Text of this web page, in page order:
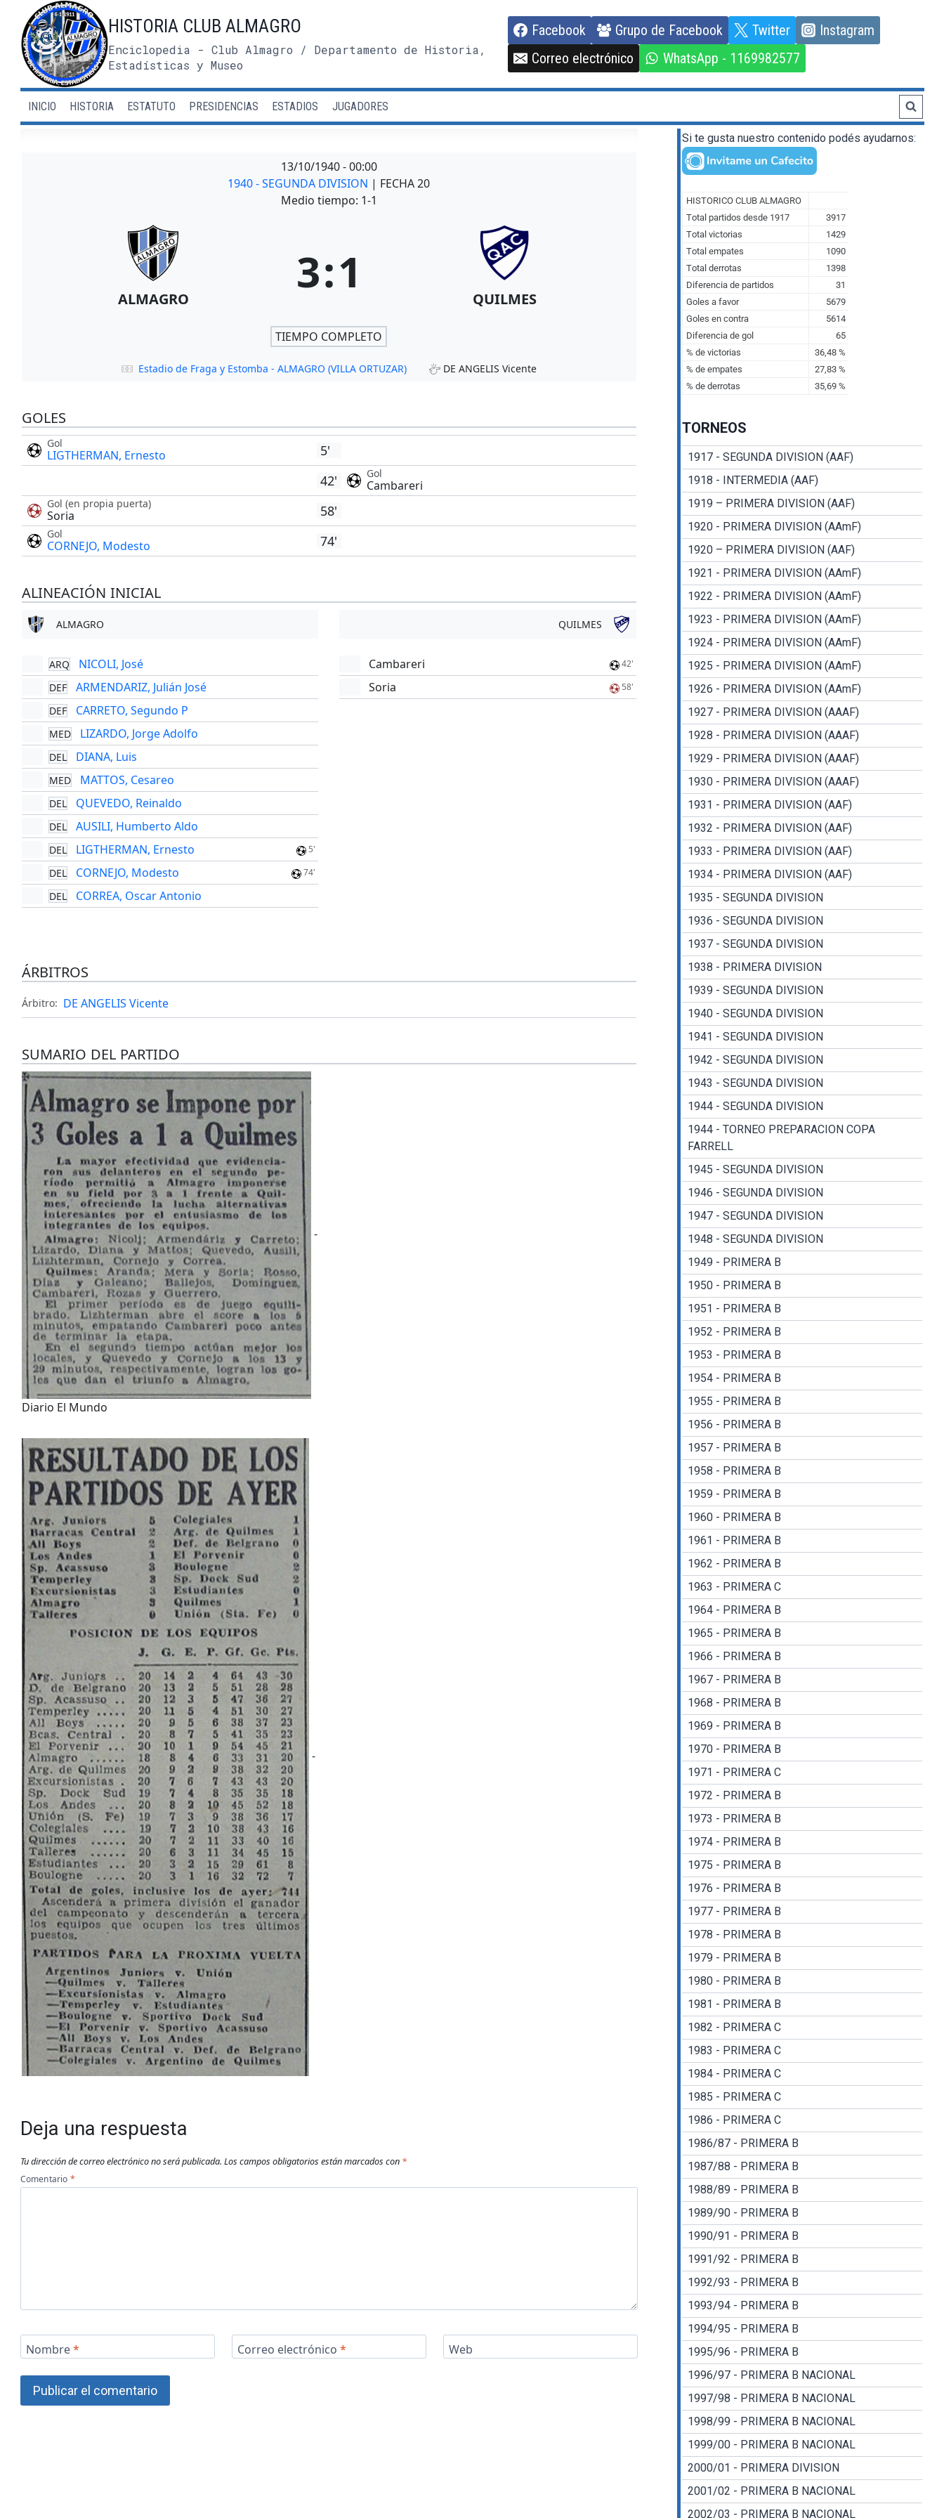
contenido
HISTORIA CLUB ALMAGRO
Enciclopedia - Club Almagro / Departamento de Historia,
Estadísticas y Museo
Facebook Grupo de Facebook Twitter
Instagram
Correo electrónico
WhatsApp - 1169982577
INICIO HISTORIA ESTATUTO PRESIDENCIAS ESTADIOS JUGADORES
13/10/1940-00:00
1940 - SEGUNDA DIVISION | FECHA 20
Medio tiempo: 1-1
ALMAGRO 3:1 QUILMES
TIEMPO COMPLETO
Estadio de Fraga y Estomba - ALMAGRO (VILLA ORTUZAR) DE ANGELIS Vicente
GOLES
Gol
LIGTHERMAN, Ernesto
5'
42'
Gol
Cambareri
Gol (en propia puerta)
Soria 58'
Gol
CORNEJO, Modesto 74'
ALINEACIÓN INICIAL
ALMAGRO
ARQ NICOLI, José
DEF ARMENDARIZ, Julián José
DEF CARRETO, Segundo P
MED LIZARDO, Jorge Adolfo
DEL DIANA, Luis
MED MATTOS, Cesareo
DEL QUEVEDO, Reinaldo
DEL AUSILI, Humberto Aldo
DEL LIGTHERMAN, Ernesto 5'
DEL CORNEJO, Modesto 74'
DEL CORREA, Oscar Antonio
QUILMES
Cambareri 42'
Soria 58'
ÁRBITROS
Árbitro: DE ANGELIS Vicente
SUMARIO DEL PARTIDO
-
Diario El Mundo
-
Deja una respuesta
Tu dirección de correo electrónico no será publicada. Los campos obligatorios están marcados con *
Comentario *
Nombre* Correo electrónico * Web
Si te gusta nuestro contenido podés ayudarnos:
TORNEOS
1917 - SEGUNDA DIVISION (AAF)
1918 - INTERMEDIA (AAF)
1919 – PRIMERA DIVISION (AAF)
1920 - PRIMERA DIVISION (AAmF)
1920 – PRIMERA DIVISION (AAF)
1921 - PRIMERA DIVISION (AAmF)
1922 - PRIMERA DIVISION (AAmF)
1923 - PRIMERA DIVISION (AAmF)
1924 - PRIMERA DIVISION (AAmF)
1925 - PRIMERA DIVISION (AAmF)
1926 - PRIMERA DIVISION (AAmF)
1927 - PRIMERA DIVISION (AAAF)
1928 - PRIMERA DIVISION (AAAF)
1929 - PRIMERA DIVISION (AAAF)
1930 - PRIMERA DIVISION (AAAF)
1931 - PRIMERA DIVISION (AAF)
1932 - PRIMERA DIVISION (AAF)
1933 - PRIMERA DIVISION (AAF)
1934 - PRIMERA DIVISION (AAF)
1935 - SEGUNDA DIVISION
1936 - SEGUNDA DIVISION
1937 - SEGUNDA DIVISION
1938 - PRIMERA DIVISION
1939 - SEGUNDA DIVISION
1940 - SEGUNDA DIVISION
1941 - SEGUNDA DIVISION
1942 - SEGUNDA DIVISION
1943 - SEGUNDA DIVISION
1944 - SEGUNDA DIVISION
1944 - TORNEO PREPARACION COPA
FARRELL
1945 - SEGUNDA DIVISION
1946 - SEGUNDA DIVISION
1947 - SEGUNDA DIVISION
1948 - SEGUNDA DIVISION
1949 - PRIMERA B
1950 - PRIMERA B
1951 - PRIMERA B
1952 - PRIMERA B
1953 - PRIMERA B
1954 - PRIMERA B
1955 - PRIMERA B
1956 - PRIMERA B
1957 - PRIMERA B
1958 - PRIMERA B
1959 - PRIMERA B
1960 - PRIMERA B
1961 - PRIMERA B
1962 - PRIMERA B
1963 - PRIMERA C
1964 - PRIMERA B
1965 - PRIMERA B
1966 - PRIMERA B
1967 - PRIMERA B
1968 - PRIMERA B
1969 - PRIMERA B
1970 - PRIMERA B
1971 - PRIMERA C
1972 - PRIMERA B
1973 - PRIMERA B
1974 - PRIMERA B
1975 - PRIMERA B
1976 - PRIMERA B
1977 - PRIMERA B
1978 - PRIMERA B
1979 - PRIMERA B
1980 - PRIMERA B
1981 - PRIMERA B
1982 - PRIMERA C
1983 - PRIMERA C
1984 - PRIMERA C
1985 - PRIMERA C
1986 - PRIMERA C
1986/87 - PRIMERA B
1987/88 - PRIMERA B
1988/89 - PRIMERA B
1989/90 - PRIMERA B
1990/91 - PRIMERA B
1991/92 - PRIMERA B
1992/93 - PRIMERA B
1993/94 - PRIMERA B
1994/95 - PRIMERA B
1995/96 - PRIMERA B
1996/97 - PRIMERA B NACIONAL
1997/98 - PRIMERA B NACIONAL
1998/99 - PRIMERA B NACIONAL
1999/00 - PRIMERA B NACIONAL
2000/01 - PRIMERA DIVISION
2001/02 - PRIMERA B NACIONAL
2002/03 - PRIMERA B NACIONAL